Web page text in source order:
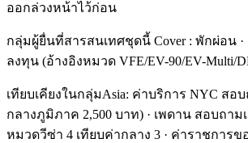
ออกล่วงหน้าไว้ก่อน
กลุ่มผู้ยื่นที่สารสนเทศชุดนี้ Cover : พักผ่อน ·
ลงทุน (อ้างอิงหมวด VFE/EV-90/EV-Multi/
เทียบเคียงในกลุ่มAsia: ค่าบริการ NYC สอ
กลางภูมิภาค 2,500 บาท) · เพดาน สอบถาม
หมวดวีซ่า 4 เทียบค่ากลาง 3 · ค่าราชการ